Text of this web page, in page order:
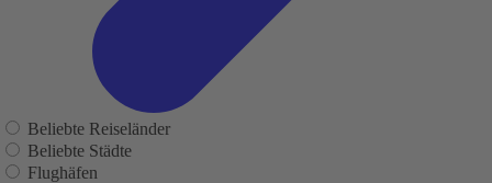
Beliebte Reiseländer
Beliebte Städte
Flughäfen